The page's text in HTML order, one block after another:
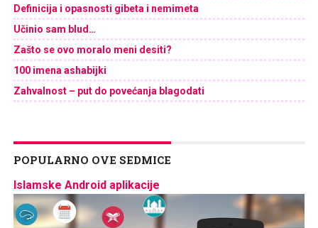
Definicija i opasnosti gibeta i nemimeta
Učinio sam blud…
Zašto se ovo moralo meni desiti?
100 imena ashabijki
Zahvalnost – put do povećanja blagodati
POPULARNO OVE SEDMICE
Islamske Android aplikacije